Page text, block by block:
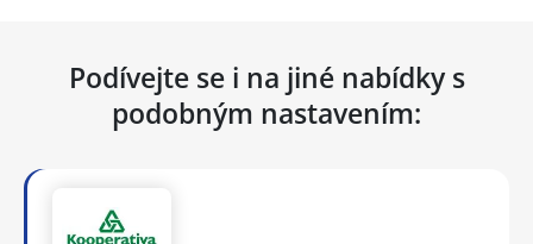
Podívejte se i na jiné nabídky s
podobným nastavením: